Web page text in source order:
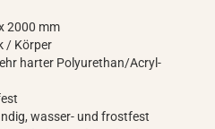
2000 mm
/ Körper
harter Polyurethan/Acryl-
wasser- und frostfest